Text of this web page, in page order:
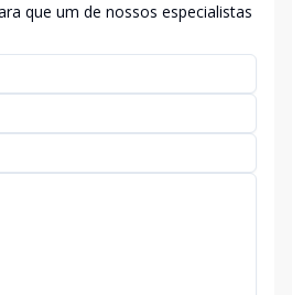
que um de nossos especialistas